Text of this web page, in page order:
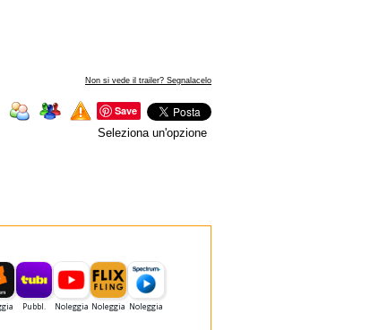
Non si vede il trailer? Segnalacelo
Save
Seleziona un'opzione